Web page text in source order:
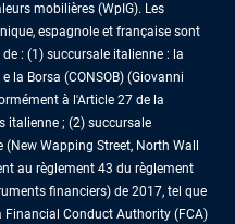
mobilières (WpIG). Les
espagnole et française sont
: (1) succursale italienne : la
la Borsa (CONSOB) (Giovanni
à l'Article 27 de la
italienne ; (2) succursale
Wapping Street, North Wall
au règlement 43 du règlement
financiers) de 2017, tel que
Conduct Authority (FCA)